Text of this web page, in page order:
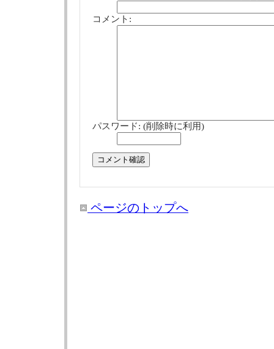
コメント:
パスワード: (削除時に利用)
ページのトップへ